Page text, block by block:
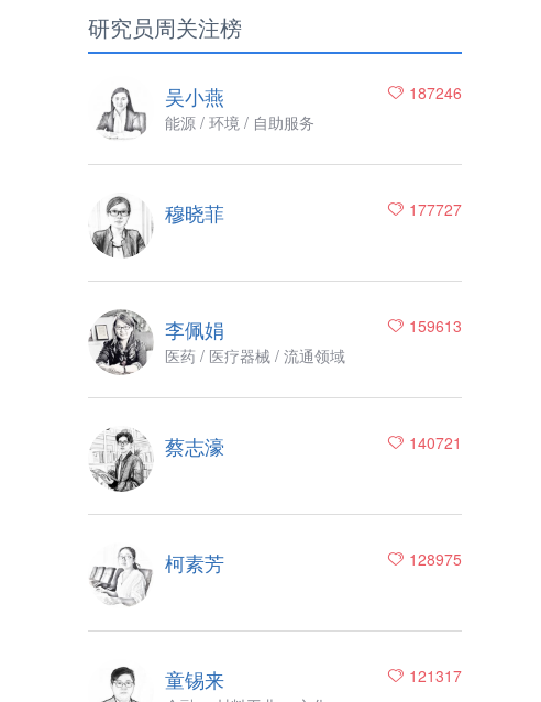
研究员周关注榜
187246
吴小燕
能源 / 环境 / 自助服务
177727
穆晓菲
159613
李佩娟
医药 / 医疗器械 / 流通领域
140721
蔡志濠
128975
柯素芳
121317
童锡来